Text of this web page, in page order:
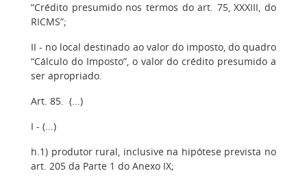
“Crédito presumido nos termos do art. 75, XXXIII, do
RICMS”;
II - no local destinado ao valor do imposto, do quadro
“Cálculo do Imposto”, o valor do crédito presumido a
ser apropriado.
Art. 85. (...)
I - (...)
h.1) produtor rural, inclusive na hipótese prevista no
art. 205 da Parte 1 do Anexo IX;